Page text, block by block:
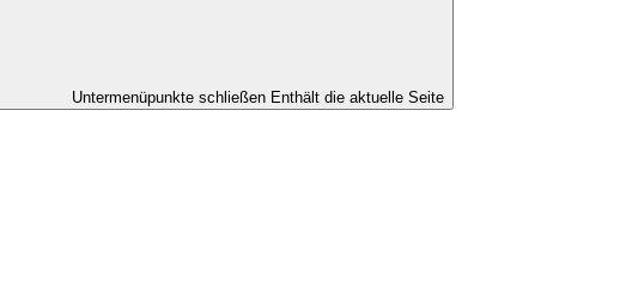
Untermenüpunkte schließen Enthält die aktuelle Seite